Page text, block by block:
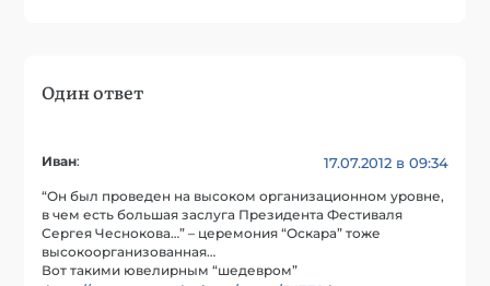
Один ответ
Иван: 17.07.2012 в 09:34
“Он был проведен на высоком организационном уровне,
в чем есть большая заслуга Президента Фестиваля
Сергея Чеснокова…” – церемония “Оскара” тоже
высокоорганизованная…
Вот такими ювелирным “шедевром”